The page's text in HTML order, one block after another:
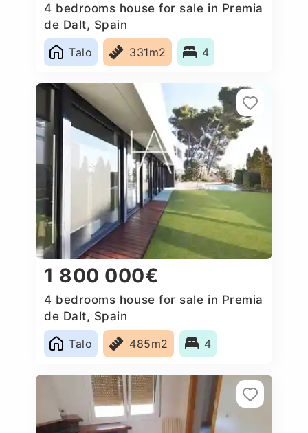
4 bedrooms house for sale in Premia
de Dalt, Spain
Talo
331m2 4
1 800 000€
4 bedrooms house for sale in Premia
de Dalt, Spain
Talo
485m2 4